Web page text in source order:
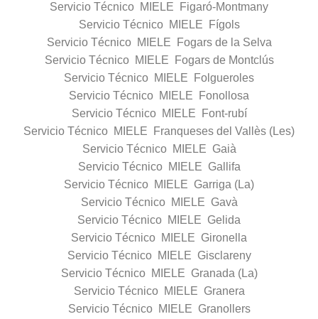
Servicio Técnico MIELE Figaró-Montmany
Servicio Técnico MIELE Fígols
Servicio Técnico MIELE Fogars de la Selva
Servicio Técnico MIELE Fogars de Montclús
Servicio Técnico MIELE Folgueroles
Servicio Técnico MIELE Fonollosa
Servicio Técnico MIELE Font-rubí
Servicio Técnico MIELE Franqueses del Vallès (Les)
Servicio Técnico MIELE Gaià
Servicio Técnico MIELE Gallifa
Servicio Técnico MIELE Garriga (La)
Servicio Técnico MIELE Gavà
Servicio Técnico MIELE Gelida
Servicio Técnico MIELE Gironella
Servicio Técnico MIELE Gisclareny
Servicio Técnico MIELE Granada (La)
Servicio Técnico MIELE Granera
Servicio Técnico MIELE Granollers